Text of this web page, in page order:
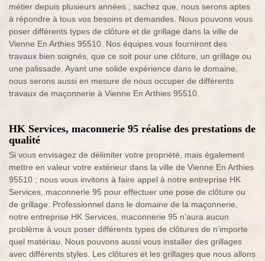
métier depuis plusieurs années ; sachez que, nous serons aptes
à répondre à tous vos besoins et demandes. Nous pouvons vous
poser différents types de clôture et de grillage dans la ville de
Vienne En Arthies 95510. Nos équipes vous fourniront des
travaux bien soignés, que ce soit pour une clôture, un grillage ou
une palissade. Ayant une solide expérience dans le domaine,
nous serons aussi en mesure de nous occuper de différents
travaux de maçonnerie à Vienne En Arthies 95510.
HK Services, maconnerie 95 réalise des prestations de
qualité
Si vous envisagez de délimiter votre propriété, mais également
mettre en valeur votre extérieur dans la ville de Vienne En Arthies
95510 ; nous vous invitons à faire appel à notre entreprise HK
Services, maconnerie 95 pour effectuer une pose de clôture ou
de grillage. Professionnel dans le domaine de la maçonnerie,
notre entreprise HK Services, maconnerie 95 n’aura aucun
problème à vous poser différents types de clôtures de n’importe
quel matériau. Nous pouvons aussi vous installer des grillages
avec différents styles. Les clôtures et les grillages que nous allons